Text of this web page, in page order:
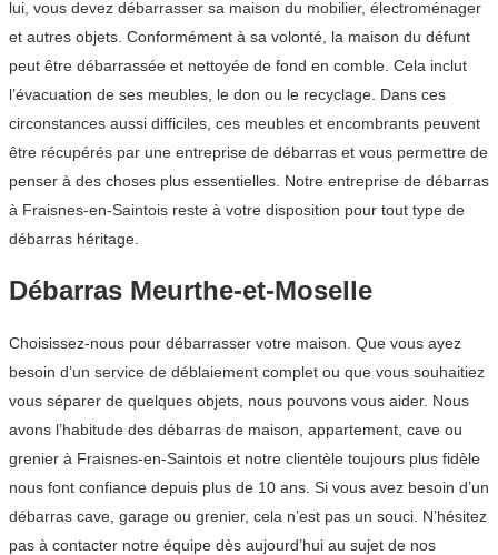
lui, vous devez débarrasser sa maison du mobilier, électroménager
et autres objets. Conformément à sa volonté, la maison du défunt
peut être débarrassée et nettoyée de fond en comble. Cela inclut
l’évacuation de ses meubles, le don ou le recyclage. Dans ces
circonstances aussi difficiles, ces meubles et encombrants peuvent
être récupérés par une entreprise de débarras et vous permettre de
penser à des choses plus essentielles. Notre entreprise de débarras
à Fraisnes-en-Saintois reste à votre disposition pour tout type de
débarras héritage.
Débarras Meurthe-et-Moselle
Choisissez-nous pour débarrasser votre maison. Que vous ayez
besoin d’un service de déblaiement complet ou que vous souhaitiez
vous séparer de quelques objets, nous pouvons vous aider. Nous
avons l’habitude des débarras de maison, appartement, cave ou
grenier à Fraisnes-en-Saintois et notre clientèle toujours plus fidèle
nous font confiance depuis plus de 10 ans. Si vous avez besoin d’un
débarras cave, garage ou grenier, cela n’est pas un souci. N’hésitez
pas à contacter notre équipe dès aujourd’hui au sujet de nos